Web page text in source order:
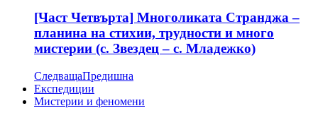
[Част Четвърта] Многоликата Странджа –
планина на стихии, трудности и много
мистерии (с. Звездец – с. Младежко)
СледващаПредишна
Експедиции
Мистерии и феномени